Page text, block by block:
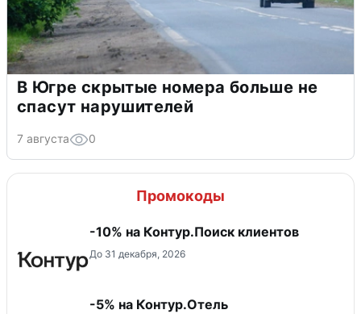
В Югре скрытые номера больше не
спасут нарушителей
7 августа 0
Промокоды
-10% на Контур.Поиск клиентов
До 31 декабря, 2026
-5% на Контур.Отель